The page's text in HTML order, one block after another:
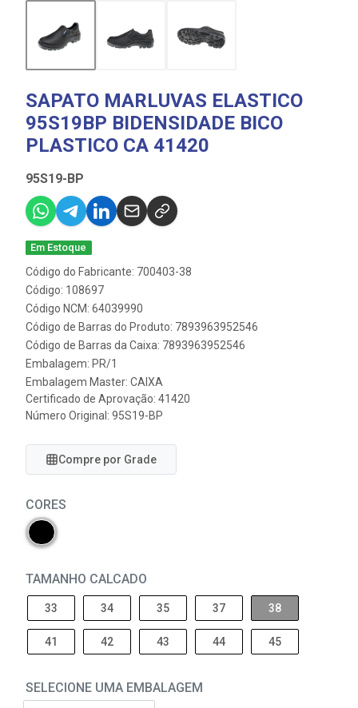
SAPATO MARLUVAS ELASTICO
95S19BP BIDENSIDADE BICO
PLASTICO CA 41420
95S19-BP
Em Estoque
Código do Fabricante: 700403-38
Código: 108697
Código NCM: 64039990
Código de Barras do Produto: 7893963952546
Código de Barras da Caixa: 7893963952546
Embalagem: PR/1
Embalagem Master: CAIXA
Certificado de Aprovação: 41420
Número Original: 95S19-BP
Compre por Grade
CORES
TAMANHO CALCADO
33 34 35 37 38
41 42 43 44 45
SELECIONE UMA EMBALAGEM